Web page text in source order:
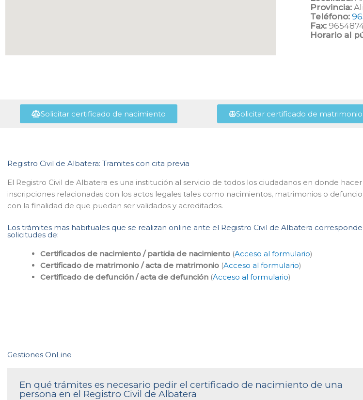
Provincia:
Teléfono:
Fax:
Horario al
Solicitar certificado de nacimiento Solicitar certificado de matrimonio
Registro Civil de Albatera: Tramites con cita previa
El Registro Civil de Albatera es una institución al servicio de todos los ciudadanos en donde hacer
inscripciones relacionadas con los actos legales tales como nacimientos, matrimonios o
con la finalidad de que puedan ser validados y acreditados.
Los trámites mas habituales que se realizan online ante el Registro Civil de Albatera
solicitudes de:
Certificados de nacimiento / partida de nacimiento(Acceso al formulario)
Certificado de matrimonio / acta de matrimonio(Acceso al formulario)
Certificado de defunción / acta de defunción(Acceso al formulario)
Gestiones OnLine
En qué trámites es necesario pedir el certificado de nacimiento de una
persona en el Registro Civil de Albatera